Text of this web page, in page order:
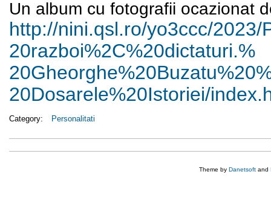
Un album cu fotografii ocazionat
http://nini.qsl.ro/yo3ccc/2023/
20razboi%2C%20dictaturi.%
20Dosarele%20Istoriei/index.
Category: Personalitati
Theme by Danetsoft and